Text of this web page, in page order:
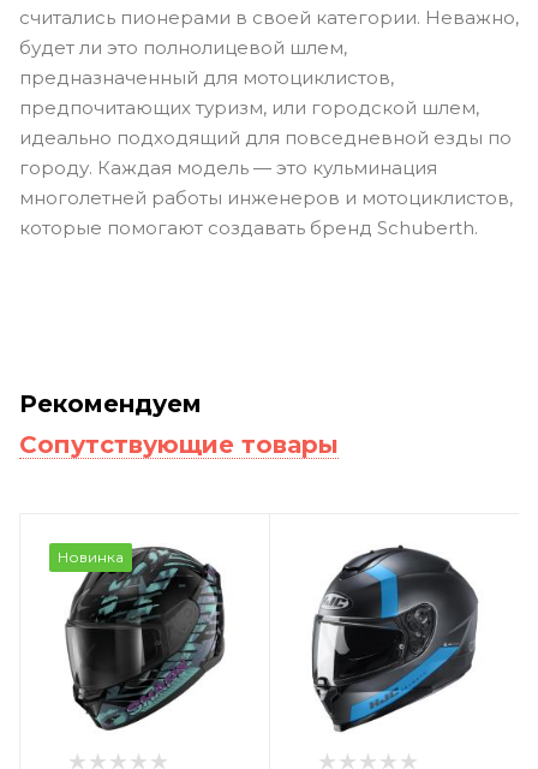
считались пионерами в своей категории. Неважно,
будет ли это полнолицевой шлем,
предназначенный для мотоциклистов,
предпочитающих туризм, или городской шлем,
идеально подходящий для повседневной езды по
городу. Каждая модель — это кульминация
многолетней работы инженеров и мотоциклистов,
которые помогают создавать бренд Schuberth.
Рекомендуем
Сопутствующие товары
Новинка